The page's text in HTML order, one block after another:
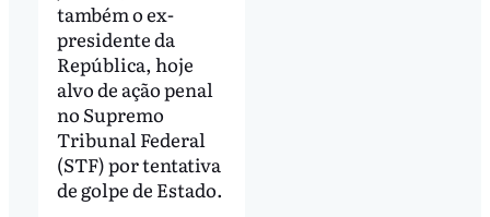
também o ex-
presidente da
República, hoje
alvo de ação penal
no Supremo
Tribunal Federal
(STF) por tentativa
de golpe de Estado.